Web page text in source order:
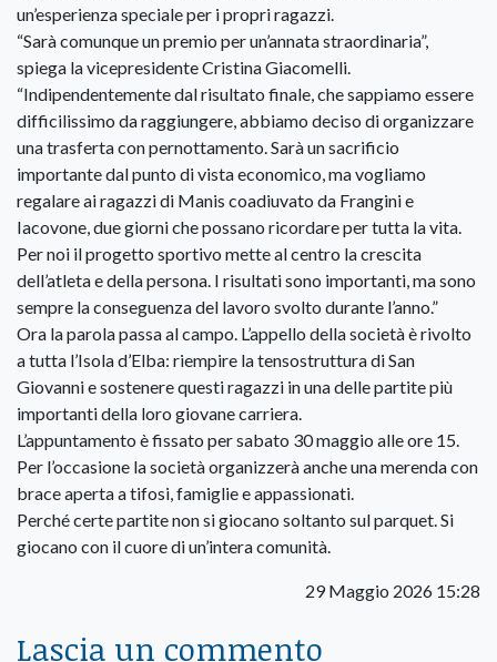
un’esperienza speciale per i propri ragazzi.
“Sarà comunque un premio per un’annata straordinaria”,
spiega la vicepresidente Cristina Giacomelli.
“Indipendentemente dal risultato finale, che sappiamo essere
difficilissimo da raggiungere, abbiamo deciso di organizzare
una trasferta con pernottamento. Sarà un sacrificio
importante dal punto di vista economico, ma vogliamo
regalare ai ragazzi di Manis coadiuvato da Frangini e
Iacovone, due giorni che possano ricordare per tutta la vita.
Per noi il progetto sportivo mette al centro la crescita
dell’atleta e della persona. I risultati sono importanti, ma sono
sempre la conseguenza del lavoro svolto durante l’anno.”
Ora la parola passa al campo. L’appello della società è rivolto
a tutta l’Isola d’Elba: riempire la tensostruttura di San
Giovanni e sostenere questi ragazzi in una delle partite più
importanti della loro giovane carriera.
L’appuntamento è fissato per sabato 30 maggio alle ore 15.
Per l’occasione la società organizzerà anche una merenda con
brace aperta a tifosi, famiglie e appassionati.
Perché certe partite non si giocano soltanto sul parquet. Si
giocano con il cuore di un’intera comunità.
29 Maggio 2026 15:28
Lascia un commento